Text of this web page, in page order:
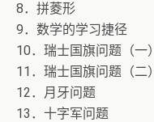
8．拼菱形
9．数学的学习捷径
10．瑞士国旗问题（一）
11．瑞士国旗问题（二）
12．月牙问题
13．十字军问题